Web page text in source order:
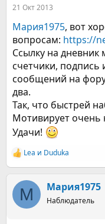
21 Окт 2013
Мария1975, вот
вопросам: https://
Ссылку на дневник
счетчики, подпись
сообщений на
два.
Так, что быстрей
Мотивирует очень
Удачи!
Р
е
к
ц
и
Lea и Duduka
М Мария1975
Наблюдатель